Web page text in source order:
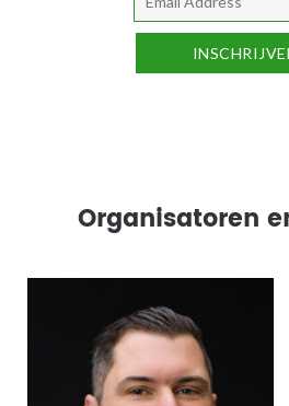
Organisatoren